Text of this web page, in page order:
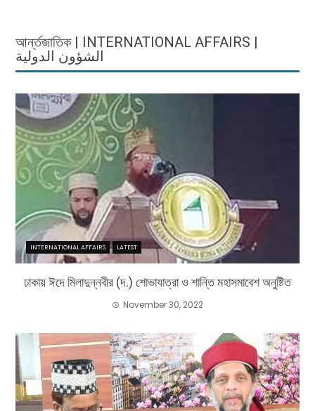
আর্ন্তজাতিক | INTERNATIONAL AFFAIRS |
الشؤون الدولية
INTERNATIONAL AFFAIRS LATEST
ঢাকায় ঈদে মিলাদুন্নবীর (দ.) শোভাযাত্রা ও শান্তি মহাসমাবেশ অনুষ্টিত
November 30, 2022